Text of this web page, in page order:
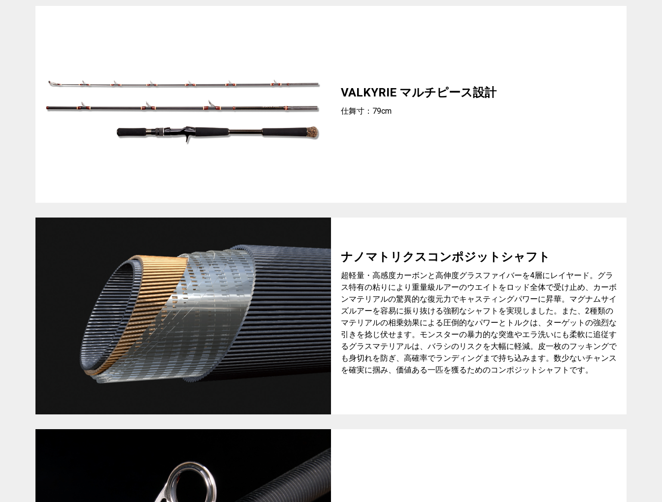
VALKYRIE マルチピース設計
仕舞寸：79cm
ナノマトリクスコンポジットシャフト
超軽量・高感度カーボンと高伸度グラスファイバーを4層にレイヤード。グラ
ス特有の粘りにより重量級ルアーのウエイトをロッド全体で受け止め、カーボ
ンマテリアルの驚異的な復元力でキャスティングパワーに昇華。マグナムサイ
ズルアーを容易に振り抜ける強靭なシャフトを実現しました。また、2種類の
マテリアルの相乗効果による圧倒的なパワーとトルクは、ターゲットの強烈な
引きを捻じ伏せます。モンスターの暴力的な突進やエラ洗いにも柔軟に追従す
るグラスマテリアルは、バラシのリスクを大幅に軽減。皮一枚のフッキングで
も身切れを防ぎ、高確率でランディングまで持ち込みます。数少ないチャンス
を確実に掴み、価値ある一匹を獲るためのコンポジットシャフトです。